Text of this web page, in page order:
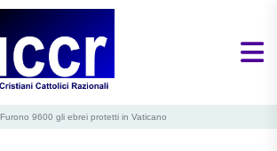
Furono 9600 gli ebrei protetti in Vaticano